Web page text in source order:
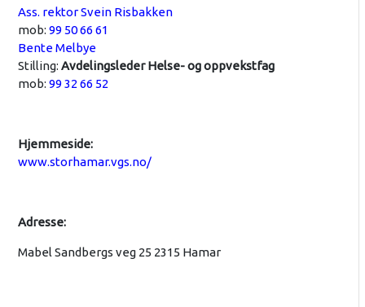
Ass. rektor Svein Risbakken
mob: 99 50 66 61
Bente Melbye
Stilling: Avdelingsleder Helse- og oppvekstfag
mob: 99 32 66 52
Hjemmeside:
www.storhamar.vgs.no/
Adresse:
Mabel Sandbergs veg 25 2315 Hamar